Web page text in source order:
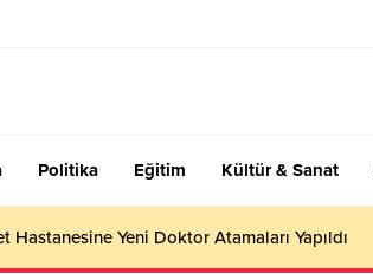
Politika Eğitim Kültür & Sanat
Hastanesine Yeni Doktor Atamaları Yapıldı